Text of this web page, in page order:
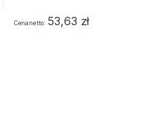
Cena netto 53,63 zł